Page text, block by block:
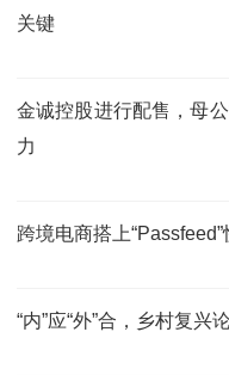
关键
金诚控股进行配售，母
力
跨境电商搭上
“内”应“外”合，乡村复兴